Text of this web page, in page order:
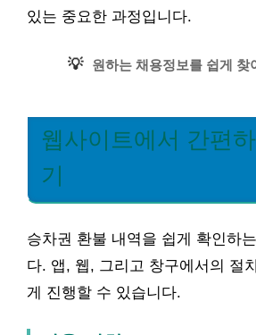
있는 중요한 과정입니다.
💡 원하는 채용정보를 쉽게 찾
웹사이트에서 간편
기
승차권 환불 내역을 쉽게 확인하
다. 앱, 웹, 그리고 창구에서의 절
게 진행할 수 있습니다.